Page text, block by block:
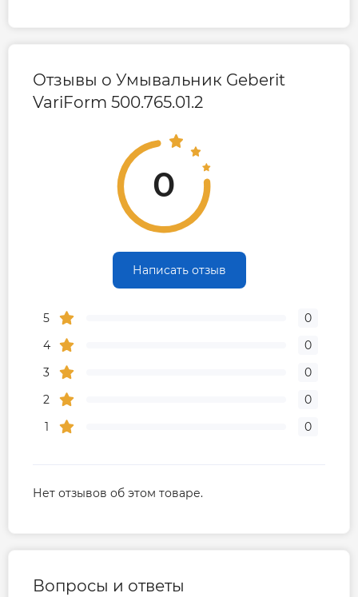
Отзывы о Умывальник Geberit
VariForm 500.765.01.2
0
Написать отзыв
5
0
4
0
3
0
2
0
1
0
Нет отзывов об этом товаре.
Вопросы и ответы